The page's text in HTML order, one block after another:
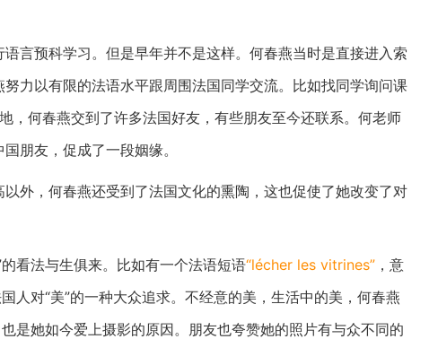
言预科学习。但是早年并不是这样。何春燕当时是直接进入索
力以有限的法语水平跟周围法国同学交流。比如找同学询问课
，何春燕交到了许多法国好友，有些朋友至今还联系。何老师
朋友，促成了一段姻缘。
外，何春燕还受到了法国文化的熏陶，这也促使了她改变了对
看法与生俱来。比如有一个法语短语“lécher les vitrines” ，意
人对“美”的一种大众追求。不经意的美，生活中的美，何春燕
是她如今爱上摄影的原因。朋友也夸赞她的照片有与众不同的